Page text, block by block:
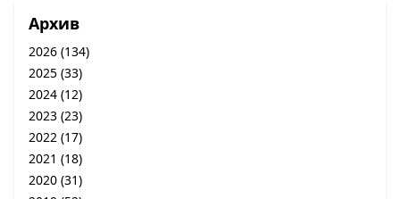
Архив
2026 (134)
2025 (33)
2024 (12)
2023 (23)
2022 (17)
2021 (18)
2020 (31)